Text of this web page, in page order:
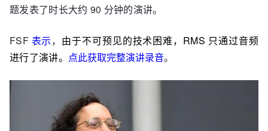
题发表了时长大约 90 分钟的演讲。
FSF 表示， 由于不可预见的技术困难，RMS 只通过音频
进行了演讲。 点此获取完整演讲录音。